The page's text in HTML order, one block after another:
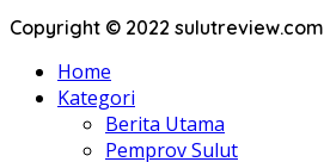
Copyright © 2022 sulutreview.com
Home
Kategori
Berita Utama
Pemprov Sulut